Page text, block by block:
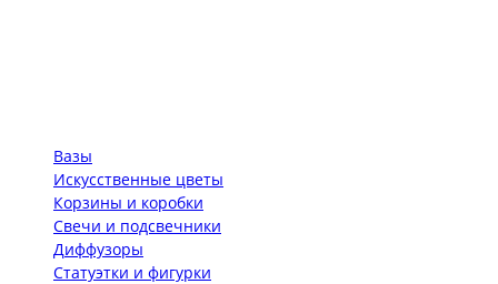
Вазы
Искусственные цветы
Корзины и коробки
Свечи и подсвечники
Диффузоры
Статуэтки и фигурки